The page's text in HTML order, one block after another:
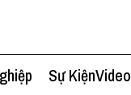
Sự KiệnVideo